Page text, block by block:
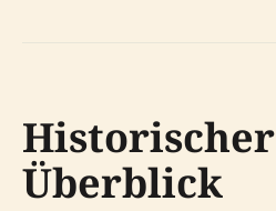
Historischer
Überblick